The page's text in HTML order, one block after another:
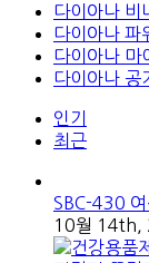
다이아나 비
다이아나 파
다이아나 마
다이아나
인기
최근
SBC-430 여
10월 14th,